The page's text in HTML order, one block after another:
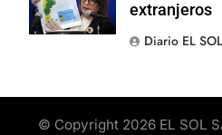
extranjeros
Diario EL SOL
© Copyright 2026 EL SOL